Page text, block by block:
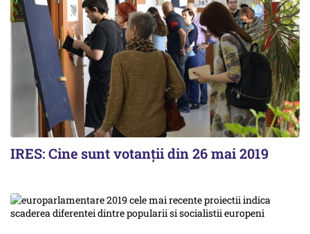
IRES: Cine sunt votanții din 26 mai 2019